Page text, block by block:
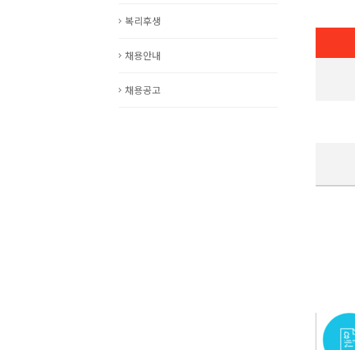
복리후생
채용안내
채용공고